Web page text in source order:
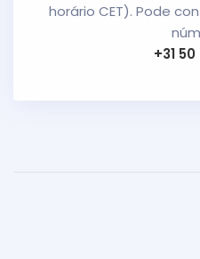
horário CET). Pode
+31 50